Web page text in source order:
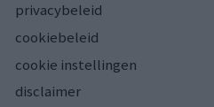
privacybeleid
cookiebeleid
cookie instellingen
disclaimer